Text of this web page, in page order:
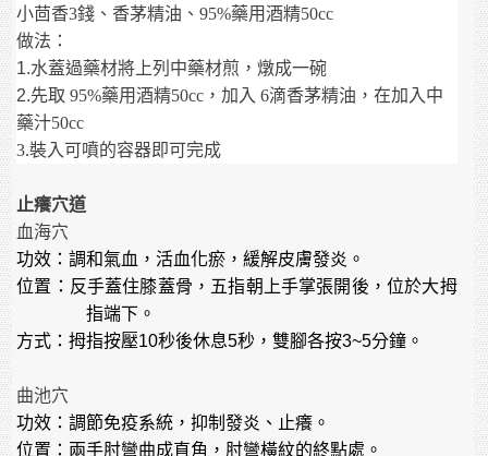
小茴香3錢、香茅精油、95%藥用酒精50cc
做法：
1.水蓋過藥材將上列中藥材煎，燉成一碗
2.先取 95%藥用酒精50cc ，加入 6滴香茅精油，在加入中
藥汁50cc
3.裝入可噴的容器即可完成
止癢穴道
血海穴
功效：調和氣血，活血化瘀，緩解皮膚發炎。
位置：反手蓋住膝蓋骨，五指朝上手掌張開後，位於大拇
指端下。
方式：拇指按壓10秒後休息5秒，雙腳各按3~5分鐘。
曲池穴
功效：調節免疫系統，抑制發炎、止癢。
位置：兩手肘彎曲成直角，肘彎橫紋的終點處。